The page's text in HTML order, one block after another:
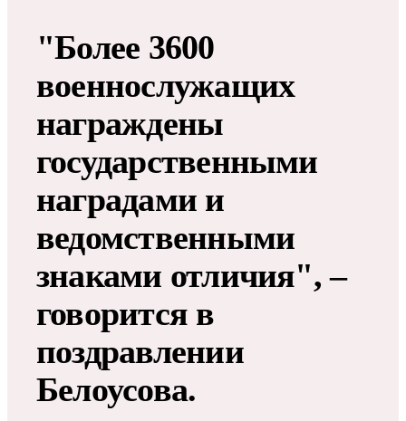
"Более 3600
военнослужащих
награждены
государственными
наградами и
ведомственными
знаками отличия", –
говорится в
поздравлении
Белоусова.